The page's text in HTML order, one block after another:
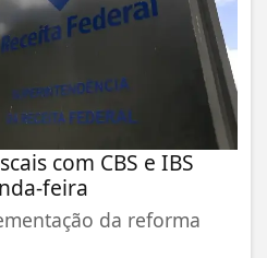
com CBS e IBS
feira
da reforma